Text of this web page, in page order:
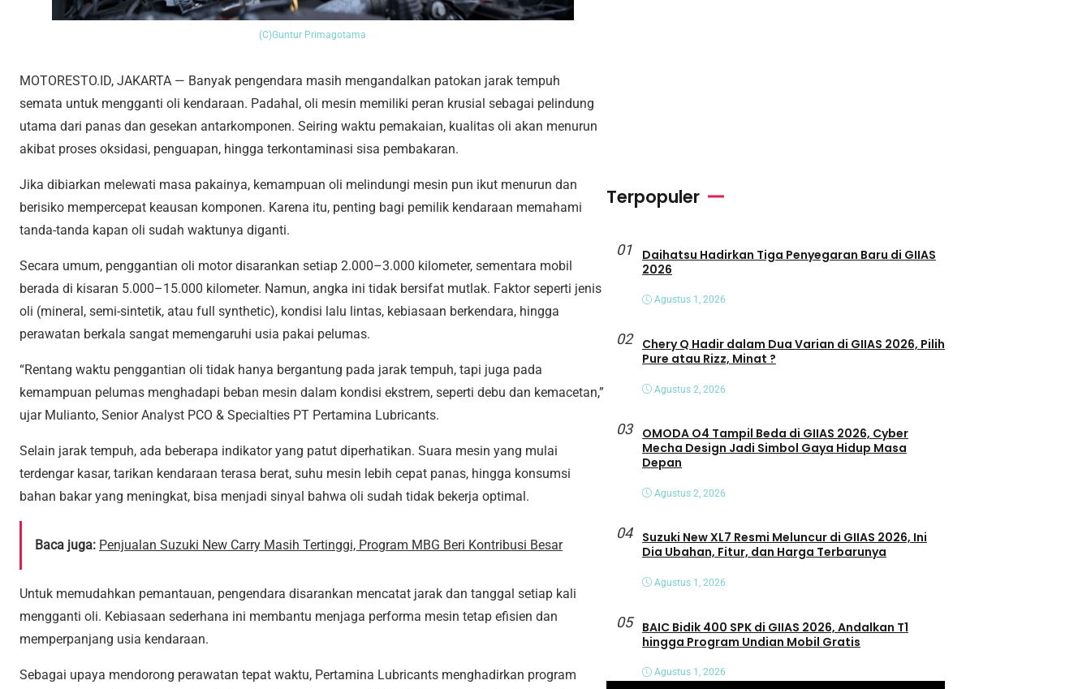
(C)Guntur Primagotama
MOTORESTO.ID, JAKARTA — Banyak pengendara masih mengandalkan patokan jarak tempuh
semata untuk mengganti oli kendaraan. Padahal, oli mesin memiliki peran krusial sebagai pelindung
utama dari panas dan gesekan antarkomponen. Seiring waktu pemakaian, kualitas oli akan menurun
akibat proses oksidasi, penguapan, hingga terkontaminasi sisa pembakaran.
Jika dibiarkan melewati masa pakainya, kemampuan oli melindungi mesin pun ikut menurun dan
berisiko mempercepat keausan komponen. Karena itu, penting bagi pemilik kendaraan memahami
tanda-tanda kapan oli sudah waktunya diganti.
Secara umum, penggantian oli motor disarankan setiap 2.000–3.000 kilometer, sementara mobil
berada di kisaran 5.000–15.000 kilometer. Namun, angka ini tidak bersifat mutlak. Faktor seperti jenis
oli (mineral, semi-sintetik, atau full synthetic), kondisi lalu lintas, kebiasaan berkendara, hingga
perawatan berkala sangat memengaruhi usia pakai pelumas.
“Rentang waktu penggantian oli tidak hanya bergantung pada jarak tempuh, tapi juga pada
kemampuan pelumas menghadapi beban mesin dalam kondisi ekstrem, seperti debu dan kemacetan,”
ujar Mulianto, Senior Analyst PCO & Specialties PT Pertamina Lubricants.
Selain jarak tempuh, ada beberapa indikator yang patut diperhatikan. Suara mesin yang mulai
terdengar kasar, tarikan kendaraan terasa berat, suhu mesin lebih cepat panas, hingga konsumsi
bahan bakar yang meningkat, bisa menjadi sinyal bahwa oli sudah tidak bekerja optimal.
Baca juga: Penjualan Suzuki New Carry Masih Tertinggi, Program MBG Beri Kontribusi Besar
Untuk memudahkan pemantauan, pengendara disarankan mencatat jarak dan tanggal setiap kali
mengganti oli. Kebiasaan sederhana ini membantu menjaga performa mesin tetap efisien dan
memperpanjang usia kendaraan.
Sebagai upaya mendorong perawatan tepat waktu, Pertamina Lubricants menghadirkan program
Terpopuler
01
Daihatsu Hadirkan Tiga Penyegaran Baru di GIIAS
2026
Agustus 1, 2026
02
Chery Q Hadir dalam Dua Varian di GIIAS 2026, Pilih
Pure atau Rizz, Minat ?
Agustus 2, 2026
03
OMODA O4 Tampil Beda di GIIAS 2026, Cyber
Mecha Design Jadi Simbol Gaya Hidup Masa
Depan
Agustus 2, 2026
04
Suzuki New XL7 Resmi Meluncur di GIIAS 2026, Ini
Dia Ubahan, Fitur, dan Harga Terbarunya
Agustus 1, 2026
05
BAIC Bidik 400 SPK di GIIAS 2026, Andalkan T1
hingga Program Undian Mobil Gratis
Agustus 1, 2026